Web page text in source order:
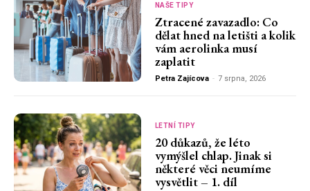
NAŠE TIPY
Ztracené zavazadlo: Co
dělat hned na letišti a kolik
vám aerolinka musí
zaplatit
Petra Zajícova - 7 srpna, 2026
LETNÍ TIPY
20 důkazů, že léto
vymýšlel chlap. Jinak si
některé věci neumíme
vysvětlit – 1. díl